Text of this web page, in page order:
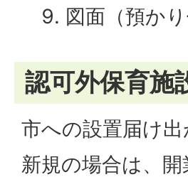
図面（預か
認可外保育施
市への設置届け
新規の場合は、